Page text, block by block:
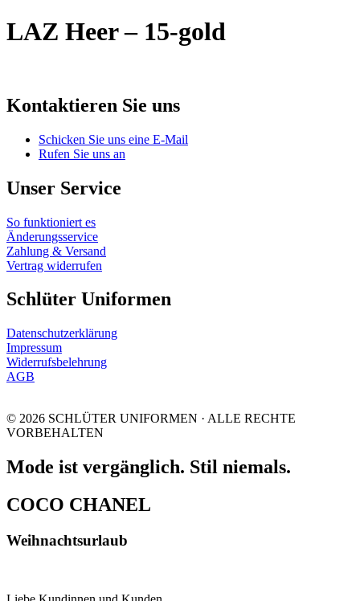
LAZ Heer – 15-gold
Kontaktieren Sie uns
Schicken Sie uns eine E-Mail
Rufen Sie uns an
Unser Service
So funktioniert es
Änderungsservice
Zahlung & Versand
Vertrag widerrufen
Schlüter Uniformen
Datenschutzerklärung
Impressum
Widerrufsbelehrung
AGB
© 2026 SCHLÜTER UNIFORMEN · ALLE RECHTE
VORBEHALTEN
Mode ist vergänglich. Stil niemals.
COCO CHANEL
Weihnachtsurlaub